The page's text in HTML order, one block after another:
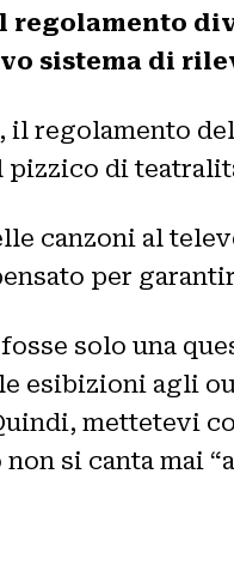
regolamento
sistema di
il regolamento
di
canzoni al
per
solo una
esibizioni agli
mettetevi
si canta mai “a